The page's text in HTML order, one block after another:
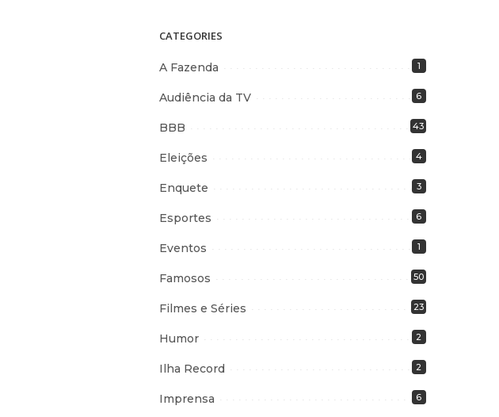
CATEGORIES
A Fazenda 1
Audiência da TV 6
BBB 43
Eleições 4
Enquete 3
Esportes 6
Eventos 1
Famosos 50
Filmes e Séries 23
Humor 2
Ilha Record 2
Imprensa 6